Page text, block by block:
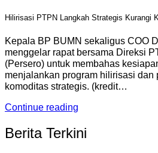
Hilirisasi PTPN Langkah Strategis Kurangi
Kepala BP BUMN sekaligus COO
menggelar rapat bersama Direksi
(Persero) untuk membahas
menjalankan program hilirisasi dan
komoditas strategis. (kredit…
Continue reading
Berita Terkini